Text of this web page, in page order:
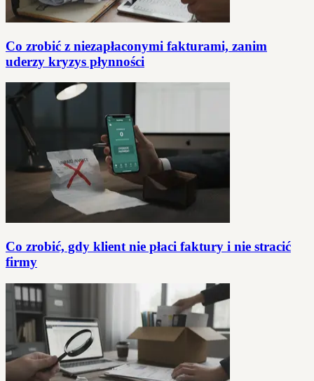
Co zrobić z niezapłaconymi fakturami, zanim
uderzy kryzys płynności
Co zrobić, gdy klient nie płaci faktury i nie stracić
firmy